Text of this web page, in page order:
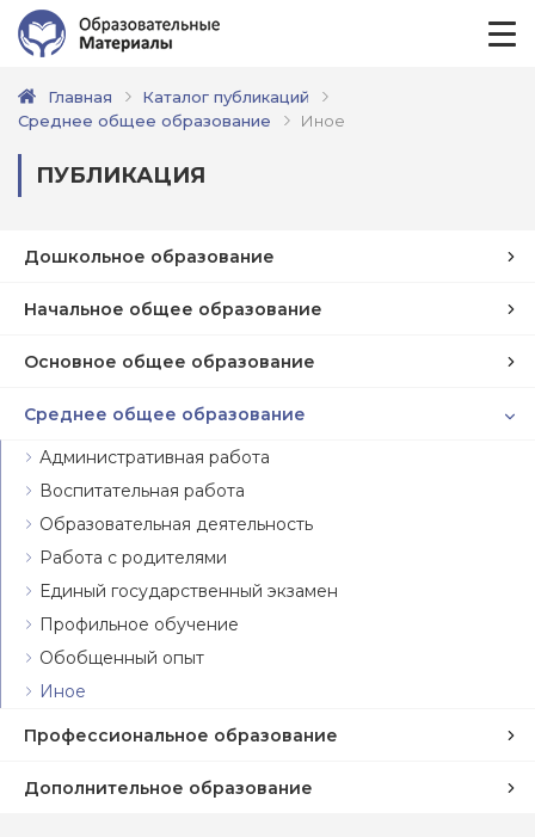
Главная
Каталог публикаций
Среднее общее образование
Иное
ПУБЛИКАЦИЯ
Дошкольное образование
Начальное общее образование
Основное общее образование
Среднее общее образование
Административная работа
Воспитательная работа
Образовательная деятельность
Работа с родителями
Единый государственный экзамен
Профильное обучение
Обобщенный опыт
Иное
Профессиональное образование
Дополнительное образование